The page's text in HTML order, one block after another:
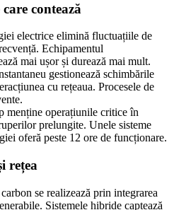
contează
electrice elimină fluctuațiile de
Echipamentul
mai ușor și durează mai mult.
gestionează schimbările
cu rețeaua. Procesele de
menține operațiunile critice în
prelungite. Unele sisteme
oferă peste 12 ore de funcționare.
rețea
se realizează prin integrarea
Sistemele hibride captează